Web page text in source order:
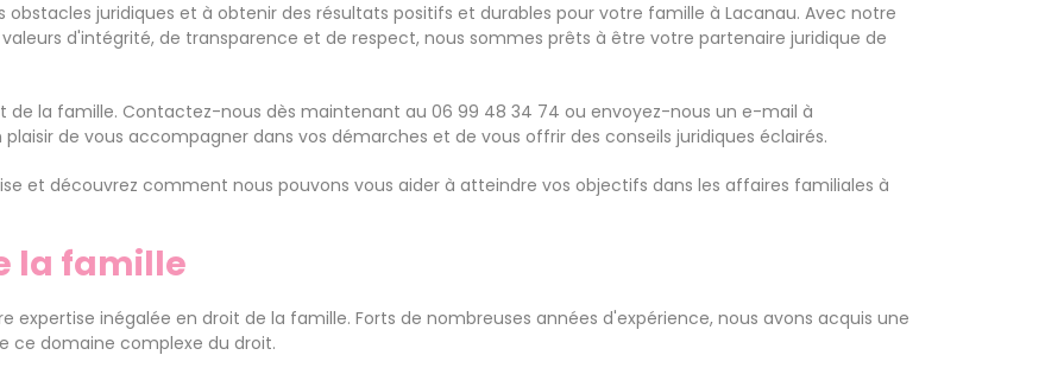
juridiques et à obtenir des résultats positifs et durables pour votre famille à Lacanau. Avec notre
d'intégrité, de transparence et de respect, nous sommes prêts à être votre partenaire juridique de
de la famille. Contactez-nous dès maintenant au 06 99 48 34 74 ou envoyez-nous un e-mail à
plaisir de vous accompagner dans vos démarches et de vous offrir des conseils juridiques éclairés.
et découvrez comment nous pouvons vous aider à atteindre vos objectifs dans les affaires familiales à
la famille
expertise inégalée en droit de la famille. Forts de nombreuses années d'expérience, nous avons acquis une
ce domaine complexe du droit.